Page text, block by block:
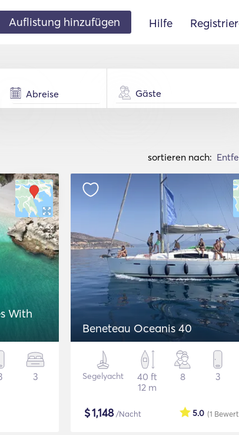
Auflistung hinzufügen Hilfe
Gäste
sortieren nach:
With
3
Beneteau Oceanis 40
Segelyacht
40 ft
12 m
8 3
$1,148/Nacht (1
5.0